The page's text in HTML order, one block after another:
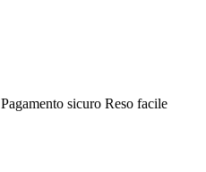
Pagamento sicuro Reso facile